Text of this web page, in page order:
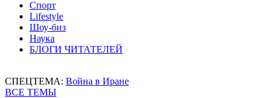
Спорт
Lifestyle
Шоу-биз
Наука
БЛОГИ ЧИТАТЕЛЕЙ
СПЕЦТЕМА: Война в Иране
ВСЕ ТЕМЫ